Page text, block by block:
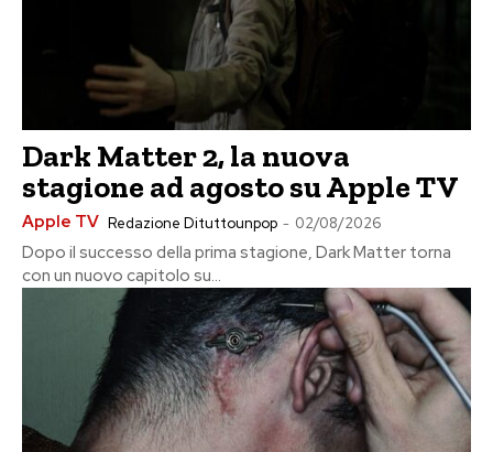
Dark Matter 2, la nuova
stagione ad agosto su Apple TV
Apple TV Redazione Dituttounpop - 02/08/2026
Dopo il successo della prima stagione, Dark Matter torna
con un nuovo capitolo su...